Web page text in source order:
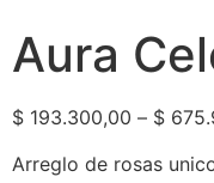
Aura
$ 193.300,00 – $
Arreglo de rosas